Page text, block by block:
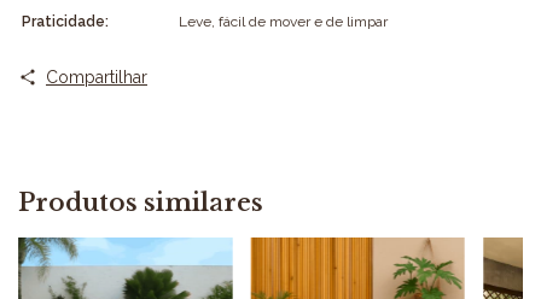
Praticidade:
Leve, fácil de mover e de limpar
Compartilhar
Produtos similares